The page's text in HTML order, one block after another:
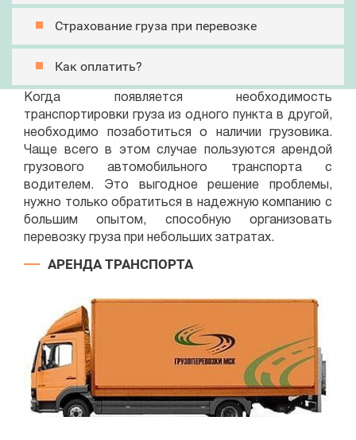
Страхование груза при перевозке
Как оплатить?
Когда появляется необходимость
транспортировки груза из одного пункта в другой,
необходимо позаботиться о наличии грузовика.
Чаще всего в этом случае пользуются арендой
грузового автомобильного транспорта с
водителем. Это выгодное решение проблемы,
нужно только обратиться в надежную компанию с
большим опытом, способную организовать
перевозку груза при небольших затратах.
АРЕНДА ТРАНСПОРТА